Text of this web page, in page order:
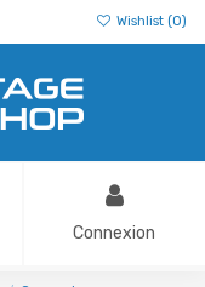
Wishlist (0)
Connexion